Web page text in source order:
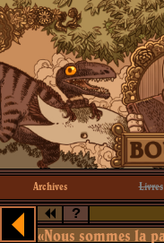
Archives Livres
?